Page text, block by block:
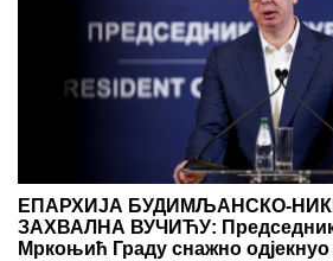
ЕПАРХИЈА БУДИМЉАНСКО-
ЗАХВАЛНА ВУЧИЋУ:
Мркоњић Граду снажно